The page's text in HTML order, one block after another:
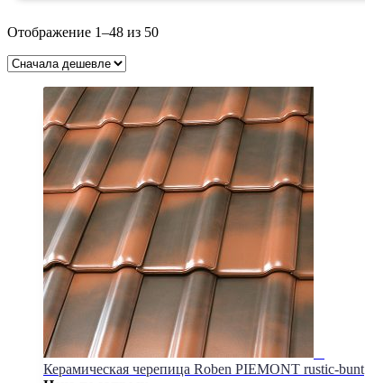
Отображение 1–48 из 50Цены:
Керамическая черепица Roben PIEMONT rustic-bunt